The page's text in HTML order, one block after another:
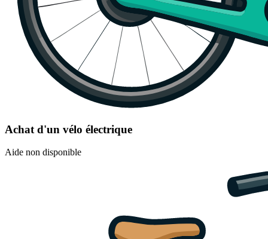
Achat d'un vélo électrique
Aide non disponible